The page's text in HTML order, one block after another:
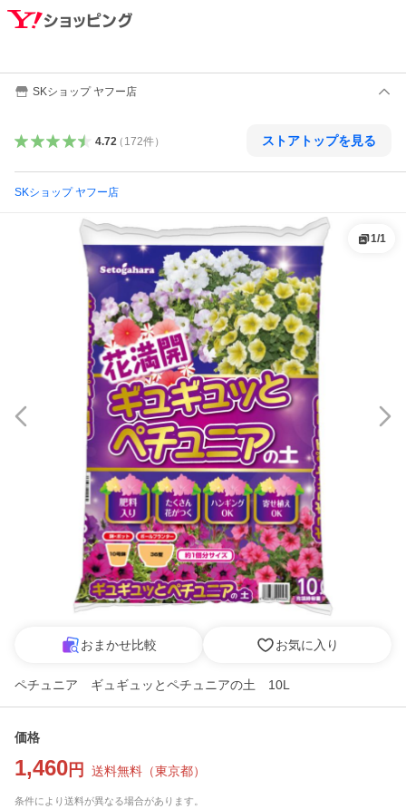
SKショップ ヤフー店
4.72（ 172件） ストアトップを見る
SKショップ ヤフー店
1/1
おまかせ比較 お気に入り
ペチュニア ギュギュッとペチュニアの土 10L
価格
1,460 円 送料無料 （東京都）
条件により送料が異なる場合があります。